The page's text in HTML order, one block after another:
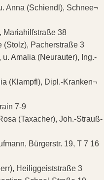
Anna (Schiendl), Schnee¬
38
Pacherstraße 3
Amalia (Neurauter), Ing.-
(Klampfl), Dipl.-Kranken¬
7-9
(Taxacher), Joh.-Strauß-
Bürgerstr. 19, T 7 16
Heiliggeiststraße 3